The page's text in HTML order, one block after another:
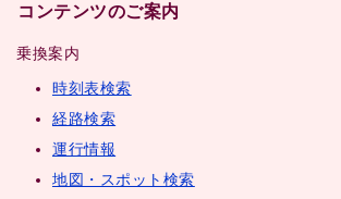
コンテンツのご案内
乗換案内
時刻表検索
経路検索
運行情報
地図・スポット検索